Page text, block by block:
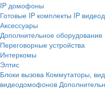
IP домофоны
Готовые IP комплекты IP
Аксессуары
Дополнительное оборудование
Переговорные устройства
Интеркомы
Элтис
Блоки вызова Коммутаторы,
видеодомофонов